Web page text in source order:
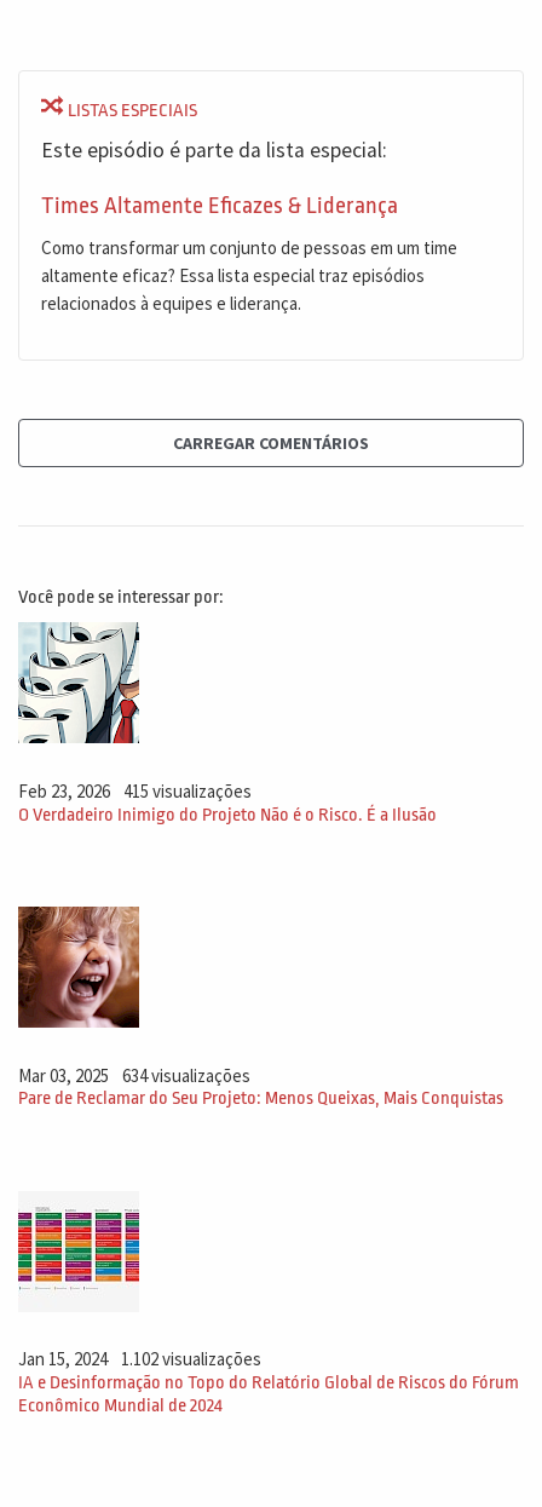
LISTAS ESPECIAIS
Este episódio é parte da lista especial:
Times Altamente Eficazes & Liderança
Como transformar um conjunto de pessoas em um time
altamente eficaz? Essa lista especial traz episódios
relacionados à equipes e liderança.
CARREGAR COMENTÁRIOS
Você pode se interessar por:
Feb 23, 2026 415 visualizações
O Verdadeiro Inimigo do Projeto Não é o Risco. É a Ilusão
Mar 03, 2025 634 visualizações
Pare de Reclamar do Seu Projeto: Menos Queixas, Mais Conquistas
Jan 15, 2024 1.102 visualizações
IA e Desinformação no Topo do Relatório Global de Riscos do Fórum
Econômico Mundial de 2024